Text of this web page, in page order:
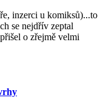
inzerci u komiksů)...to
se nejdřív zeptal
o zřejmě velmi